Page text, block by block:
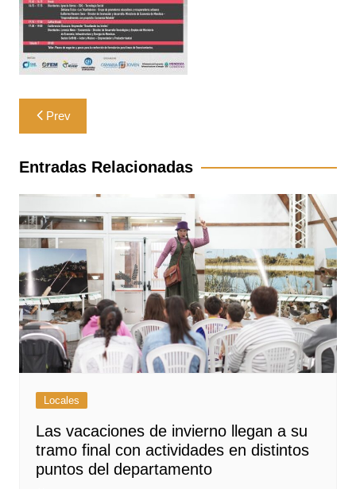
Navegación
de
entradas
Prev
Entradas Relacionadas
Locales
Las vacaciones de invierno llegan a su
tramo final con actividades en distintos
puntos del departamento